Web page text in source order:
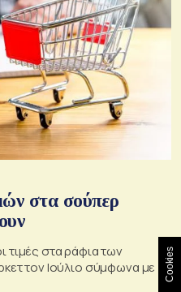
στα σούπερ
στα ράφια των
τον Ιούλιο σύμφωνα με
Cookies